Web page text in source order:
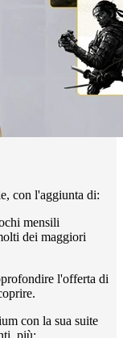
con l'aggiunta di:
mensili
dei maggiori
l'offerta di
con la sua suite